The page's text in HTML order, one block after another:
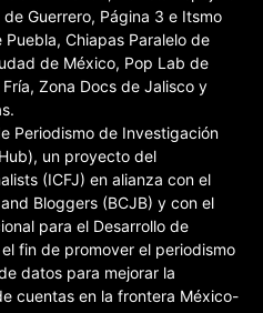
Guerrero, Página 3 e Itsmo
Chiapas Paralelo de
de México, Pop Lab de
Zona Docs de Jalisco y
Periodismo de Investigación
un proyecto del
(ICFJ) en alianza con el
Bloggers (BCJB) y con el
para el Desarrollo de
fin de promover el periodismo
datos para mejorar la
cuentas en la frontera México-